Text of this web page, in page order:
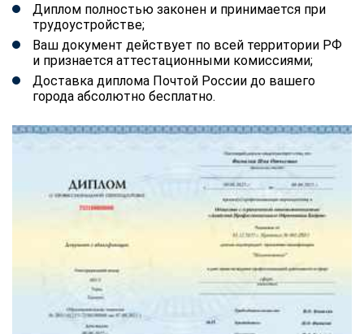
Диплом полностью законен и принимается при
трудоустройстве;
Ваш документ действует по всей территории РФ
и признается аттестационными комиссиями;
Доставка диплома Почтой России до вашего
города абсолютно бесплатно.